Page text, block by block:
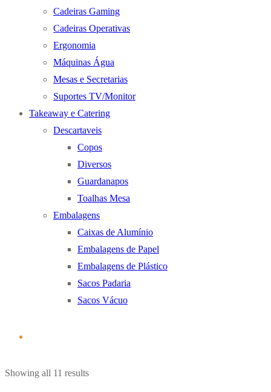
Cadeiras Gaming
Cadeiras Operativas
Ergonomia
Máquinas Água
Mesas e Secretarias
Suportes TV/Monitor
Takeaway e Catering
Descartaveis
Copos
Diversos
Guardanapos
Toalhas Mesa
Embalagens
Caixas de Alumínio
Embalagens de Papel
Embalagens de Plástico
Sacos Padaria
Sacos Vácuo
Showing all 11 resultsOrdenado